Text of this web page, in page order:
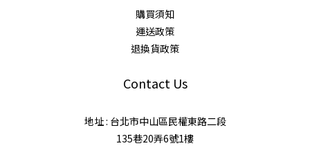
購買須知
運送政策
退換貨政策
Contact Us
地址 : 台北市中山區民權東路二段
135巷20弄6號1樓